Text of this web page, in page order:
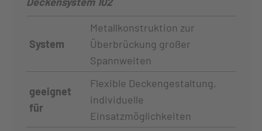
System
Metallkonstruktion zur
Überbrückung großer
Spannweiten
geeignet
für
Flexible Deckengestaltung,
individuelle
Einsatzmöglichkeiten